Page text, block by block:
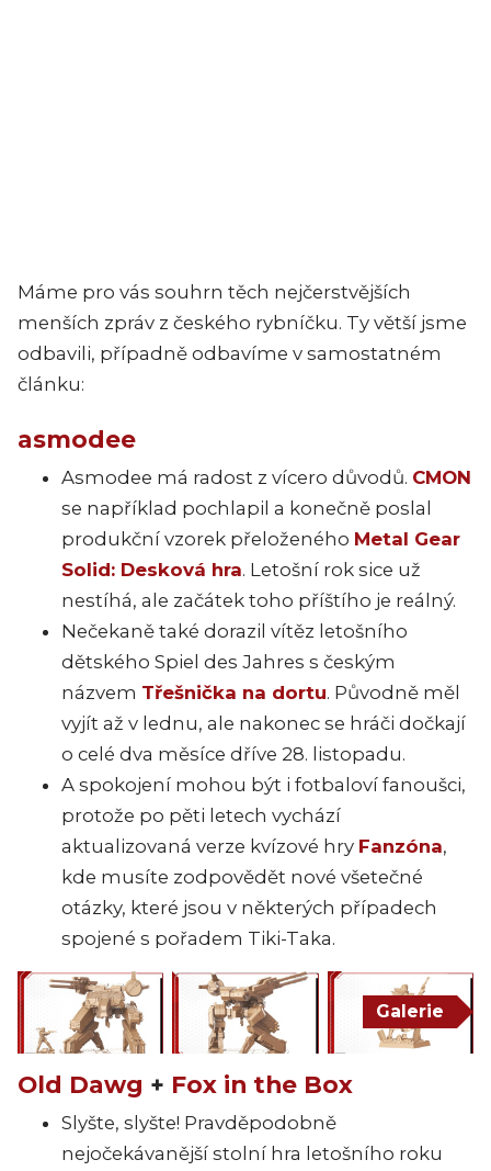
Máme pro vás souhrn těch nejčerstvějších
menších zpráv z českého rybníčku. Ty větší jsme
odbavili, případně odbavíme v samostatném
článku:
asmodee
Asmodee má radost z vícero důvodů. CMON
se například pochlapil a konečně poslal
produkční vzorek přeloženého Metal Gear
Solid: Desková hra. Letošní rok sice už
nestíhá, ale začátek toho příštího je reálný.
Nečekaně také dorazil vítěz letošního
dětského Spiel des Jahres s českým
názvem Třešnička na dortu. Původně měl
vyjít až v lednu, ale nakonec se hráči dočkají
o celé dva měsíce dříve 28. listopadu.
A spokojení mohou být i fotbaloví fanoušci,
protože po pěti letech vychází
aktualizovaná verze kvízové hry Fanzóna,
kde musíte zodpovědět nové všetečné
otázky, které jsou v některých případech
spojené s pořadem Tiki-Taka.
Galerie
Old Dawg + Fox in the Box
Slyšte, slyšte! Pravděpodobně
nejočekávanější stolní hra letošního roku